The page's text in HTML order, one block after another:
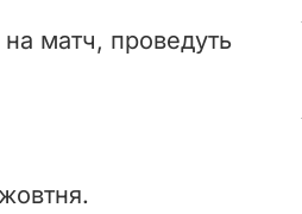
матч, проведуть